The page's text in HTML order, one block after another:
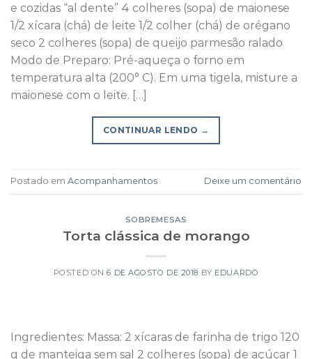
e cozidas “al dente” 4 colheres (sopa) de maionese
1/2 xícara (chá) de leite 1/2 colher (chá) de orégano
seco 2 colheres (sopa) de queijo parmesão ralado
Modo de Preparo: Pré-aqueça o forno em
temperatura alta (200° C). Em uma tigela, misture a
maionese com o leite. […]
CONTINUAR LENDO →
Postado em Acompanhamentos Deixe um comentário
SOBREMESAS
Torta clássica de morango
POSTED ON6 DE AGOSTO DE 2018 BY EDUARDO
Ingredientes: Massa: 2 xícaras de farinha de trigo 120
g de manteiga sem sal 2 colheres (sopa) de açúcar 1